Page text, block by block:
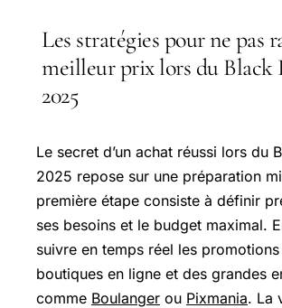
Les stratégies pour ne pas
meilleur prix lors du Black
2025
Le secret d’un achat réussi lors du
2025 repose sur une préparation
première étape consiste à définir
ses besoins et le budget maximal.
suivre en temps réel les
boutiques en ligne et des grandes
comme Boulanger ou Pixmania. La